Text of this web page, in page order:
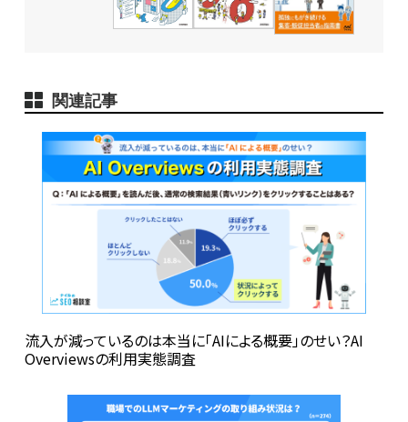
関連記事
流入が減っているのは本当に「AIによる概要」のせい？AI
Overviewsの利用実態調査